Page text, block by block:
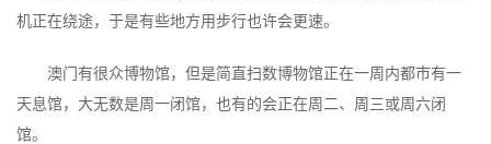
机正在绕途，于是有些地方用步行也许会更速。
澳门有很众博物馆，但是简直扫数博物馆正在一周内都市有一
天息馆，大无数是周一闭馆，也有的会正在周二、周三或周六闭
馆。